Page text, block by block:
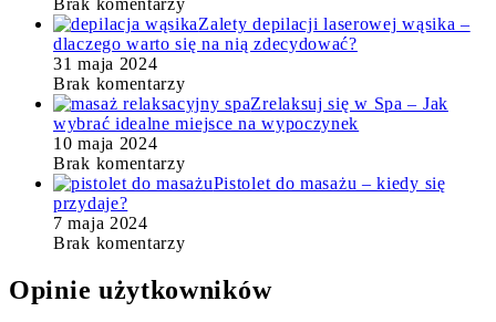
Brak komentarzy
Zalety depilacji laserowej wąsika –
dlaczego warto się na nią zdecydować?
31 maja 2024
Brak komentarzy
Zrelaksuj się w Spa – Jak
wybrać idealne miejsce na wypoczynek
10 maja 2024
Brak komentarzy
Pistolet do masażu – kiedy się
przydaje?
7 maja 2024
Brak komentarzy
Opinie użytkowników